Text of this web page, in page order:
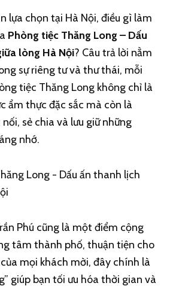
lựa chọn tại Hà Nội, điều gì làm
Phòng tiệc Thăng Long – Dấu
lòng Hà Nội? Câu trả lời nằm
sự riêng tư và thư thái, mỗi
tiệc Thăng Long không chỉ là
ẩm thực đặc sắc mà còn là
sẻ chia và lưu giữ những
nhớ.
Phú cũng là một điểm cộng
tâm thành phố, thuận tiện cho
mọi khách mời, đây chính là
giúp bạn tối ưu hóa thời gian và